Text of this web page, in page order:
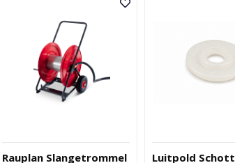
Rauplan Slangetrommel Luitpold Schott